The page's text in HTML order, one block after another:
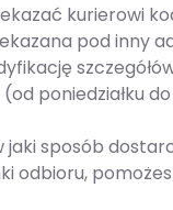
kurierowi
pod inny
poniedziałku
jaki sposób
odbioru,